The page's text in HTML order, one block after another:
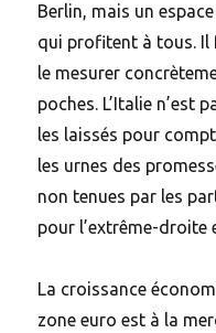
Berlin, mais un
qui profitent à tous. Il
le mesurer
poches. L’Italie n’est
les laissés pour
les urnes des
non tenues par les
pour l’extrême-droite
La croissance
zone euro est à la